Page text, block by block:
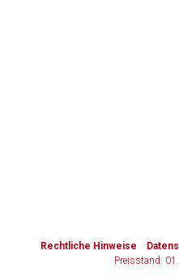
Rechtliche Hinweise
Preisstand: